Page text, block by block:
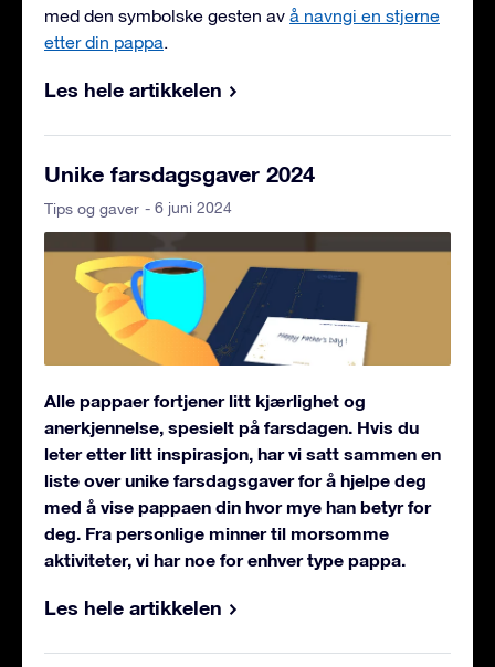
med den symbolske gesten av å navngi en stjerne
etter din pappa.
Les hele artikkelen
Unike farsdagsgaver 2024
Tips og gaver - 6 juni 2024
Alle pappaer fortjener litt kjærlighet og
anerkjennelse, spesielt på farsdagen. Hvis du
leter etter litt inspirasjon, har vi satt sammen en
liste over unike farsdagsgaver for å hjelpe deg
med å vise pappaen din hvor mye han betyr for
deg. Fra personlige minner til morsomme
aktiviteter, vi har noe for enhver type pappa.
Les hele artikkelen